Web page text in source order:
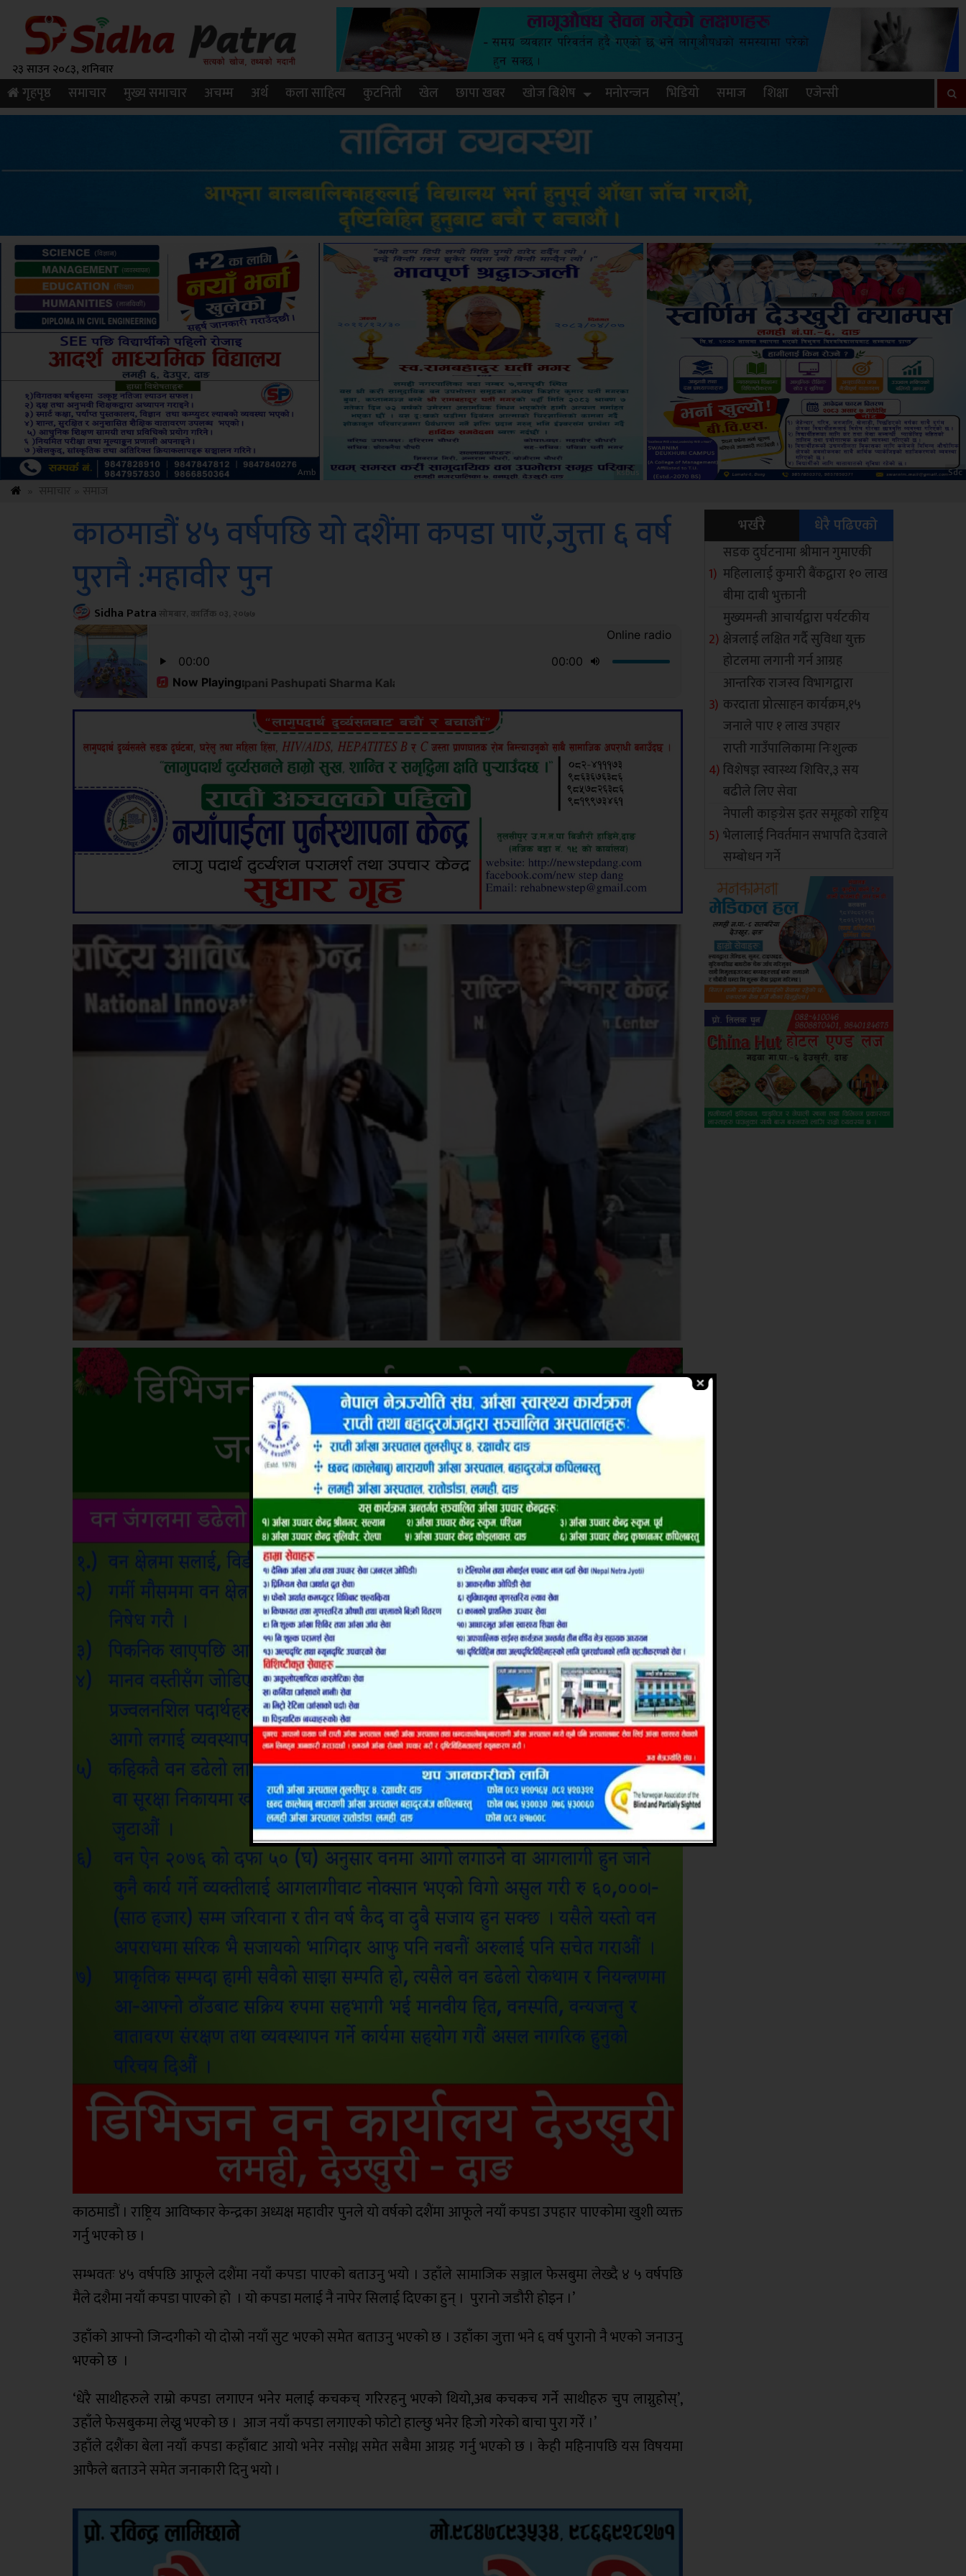
२३ साउन २०८३, शनिबार
गृहपृष्ठ समाचार मुख्य समाचार अचम्म अर्थ कला साहित्य कुटनिती खेल छापा खबर खोज बिशेष मनोरन्जन भिडियो समाज शिक्षा एजेन्सी
ksbus Sdc Amb
काठमाडौं ४५ वर्षपछि यो दशैंमा कपडा पाएँ,जुत्ता ६ वर्ष
पुरानै :महावीर पुन
Sidha Patraसोमबार, कार्तिक ०३, २०७७
काठमाडौं । राष्ट्रिय आविष्कार केन्द्रका अध्यक्ष महावीर पुनले यो वर्षको दशैंमा आफूले नयाँ कपडा उपहार पाएकोमा खुशी व्यक्त
गर्नु भएको छ ।
सम्भवतः ४५ वर्षपछि आफूले दशैंमा नयाँ कपडा पाएको बताउनु भयो । उहाँले सामाजिक सञ्जाल फेसबुमा लेख्दै ४ ५ वर्षपछि
मैले दशैमा नयाँ कपडा पाएको हो । यो कपडा मलाई नै नापेर सिलाई दिएका हुन् । पुरानो जडौरी होइन ।’
उहाँको आफ्नो जिन्दगीको यो दोस्रो नयाँ सुट भएको समेत बताउनु भएको छ । उहाँका जुत्ता भने ६ वर्ष पुरानो नै भएको जनाउनु
भएको छ ।
‘धेरै साथीहरुले राम्रो कपडा लगाएन भनेर मलाई कचकच् गरिरहनु भएको थियो,अब कचकच गर्ने साथीहरु चुप लाग्नुहोस्’,
उहाँले फेसबुकमा लेख्नु भएको छ । आज नयाँ कपडा लगाएको फोटो हाल्छु भनेर हिजो गरेको बाचा पुरा गरेँ ।’
उहाँले दशैंका बेला नयाँ कपडा कहाँबाट आयो भनेर नसोध्न समेत सबैमा आग्रह गर्नु भएको छ । केही महिनापछि यस विषयमा
आफैले बताउने समेत जनाकारी दिनु भयो ।
भर्खरै धेरै पढिएको
सडक दुर्घटनामा श्रीमान गुमाएकी
महिलालाई कुमारी बैंकद्वारा १० लाख
बीमा दाबी भुक्तानी
मुख्यमन्त्री आचार्यद्वारा पर्यटकीय
क्षेत्रलाई लक्षित गर्दै सुविधा युक्त
होटलमा लगानी गर्न आग्रह
आन्तरिक राजस्व विभागद्वारा
करदाता प्रोत्साहन कार्यक्रम,१५
जनाले पाए १ लाख उपहार
राप्ती गाउँपालिकामा निःशुल्क
विशेषज्ञ स्वास्थ्य शिविर,३ सय
बढीले लिए सेवा
नेपाली काङ्ग्रेस इतर समूहको राष्ट्रिय
भेलालाई निवर्तमान सभापति देउवाले
सम्बोधन गर्ने